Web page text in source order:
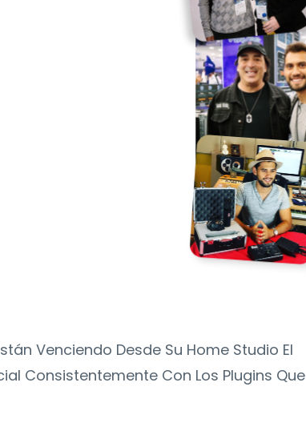
Venciendo Desde Su Home Studio El
Consistentemente Con Los Plugins Que